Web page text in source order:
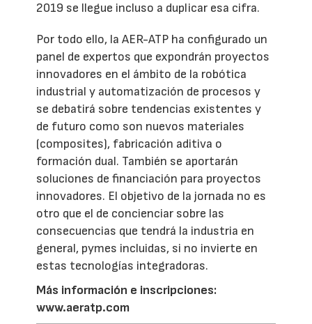
2019 se llegue incluso a duplicar esa cifra.
Por todo ello, la AER-ATP ha configurado un
panel de expertos que expondrán proyectos
innovadores en el ámbito de la robótica
industrial y automatización de procesos y
se debatirá sobre tendencias existentes y
de futuro como son nuevos materiales
(composites), fabricación aditiva o
formación dual. También se aportarán
soluciones de financiación para proyectos
innovadores. El objetivo de la jornada no es
otro que el de concienciar sobre las
consecuencias que tendrá la industria en
general, pymes incluidas, si no invierte en
estas tecnologías integradoras.
Más información e inscripciones:
www.aeratp.com